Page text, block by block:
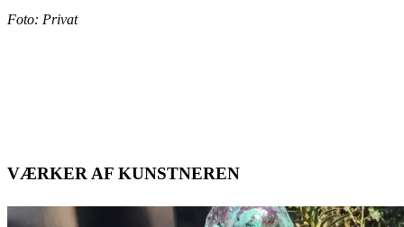
Foto: Privat
VÆRKER AF KUNSTNEREN